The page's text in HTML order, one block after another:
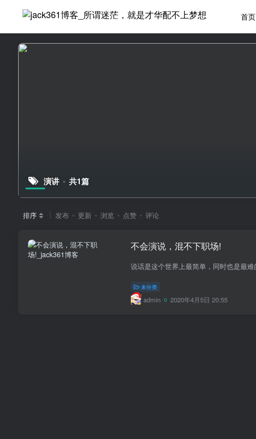
首页
演讲 共1篇
排序 发布 更新 浏览 点赞 评论
不会演说，混不下职场!
未分类
admin 2020年4月5日 20:55